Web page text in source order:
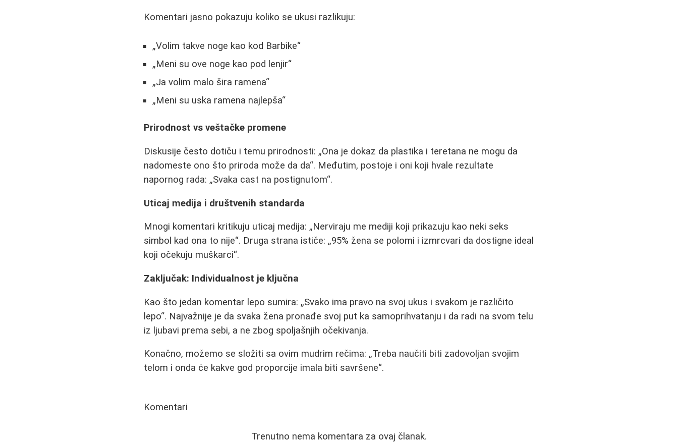
Komentari jasno pokazuju koliko se ukusi razlikuju:
Volim takve noge kao kod Barbike
Meni su ove noge kao pod lenjir
Ja volim malo šira ramena
Meni su uska ramena najlepša
Prirodnost vs veštačke promene
Diskusije često dotiču i temu prirodnosti:
Ona je dokaz da plastika i teretana ne mogu da
nadomeste ono što priroda može da da . Međutim, postoje i oni koji hvale rezultate
napornog rada:
Svaka cast na postignutom .
Uticaj medija i društvenih standarda
Mnogi komentari kritikuju uticaj medija:
Nerviraju me mediji koji prikazuju kao neki seks
simbol kad ona to nije . Druga strana ističe:
95% žena se polomi i izmrcvari da dostigne ideal
koji očekuju muškarci .
Zaključak: Individualnost je ključna
Kao što jedan komentar lepo sumira:
Svako ima pravo na svoj ukus i svakom je različito
lepo . Najvažnije je da svaka žena pronađe svoj put ka samoprihvatanju i da radi na svom telu
iz ljubavi prema sebi, a ne zbog spoljašnjih očekivanja.
Konačno, možemo se složiti sa ovim mudrim rečima:
Treba naučiti biti zadovoljan svojim
telom i onda će kakve god proporcije imala biti savršene .
Komentari
Trenutno nema komentara za ovaj članak.